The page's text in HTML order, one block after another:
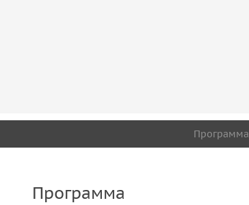
Программа
Программа